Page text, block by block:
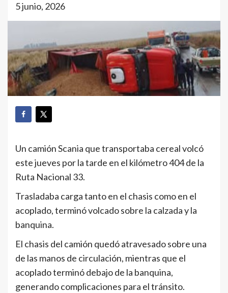
5 junio, 2026
Un camión Scania que transportaba cereal volcó
este jueves por la tarde en el kilómetro 404 de la
Ruta Nacional 33.
Trasladaba carga tanto en el chasis como en el
acoplado, terminó volcado sobre la calzada y la
banquina.
El chasis del camión quedó atravesado sobre una
de las manos de circulación, mientras que el
acoplado terminó debajo de la banquina,
generando complicaciones para el tránsito.